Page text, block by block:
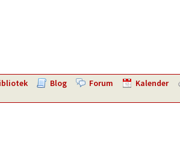
Blog Forum Kalender